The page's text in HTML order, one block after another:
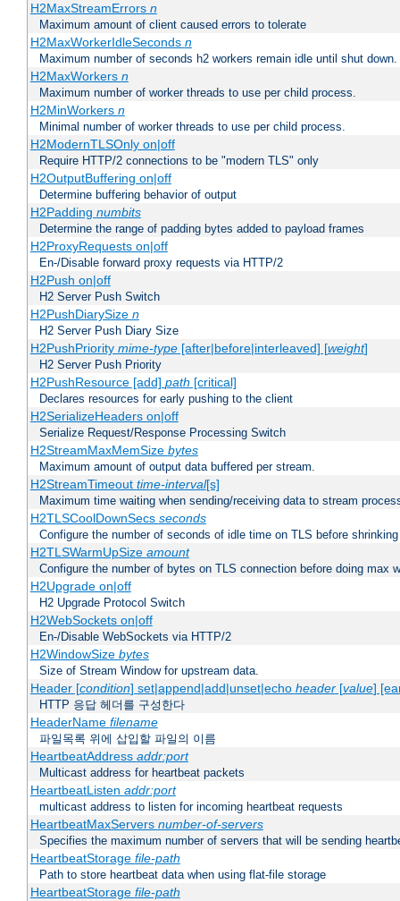
H2MaxStreamErrors n
Maximum amount of client caused errors to tolerate
H2MaxWorkerIdleSeconds n
Maximum number of seconds h2 workers remain idle until shut down.
H2MaxWorkers n
Maximum number of worker threads to use per child process.
H2MinWorkers n
Minimal number of worker threads to use per child process.
H2ModernTLSOnly on|off
Require HTTP/2 connections to be "modern TLS" only
H2OutputBuffering on|off
Determine buffering behavior of output
H2Padding numbits
Determine the range of padding bytes added to payload frames
H2ProxyRequests on|off
En-/Disable forward proxy requests via HTTP/2
H2Push on|off
H2 Server Push Switch
H2PushDiarySize n
H2 Server Push Diary Size
H2PushPriority mime-type[after|before|interleaved] [weight]
H2 Server Push Priority
H2PushResource [add] path [critical]
Declares resources for early pushing to the client
H2SerializeHeaders on|off
Serialize Request/Response Processing Switch
H2StreamMaxMemSize bytes
Maximum amount of output data buffered per stream.
H2StreamTimeout time-interval[s]
Maximum time waiting when sending/receiving data to stream
H2TLSCoolDownSecs seconds
Configure the number of seconds of idle time on TLS before
H2TLSWarmUpSize amount
Configure the number of bytes on TLS connection before doing max
H2Upgrade on|off
H2 Upgrade Protocol Switch
H2WebSockets on|off
En-/Disable WebSockets via HTTP/2
H2WindowSize bytes
Size of Stream Window for upstream data.
Header [condition] set|append|add|unset|echo header[value]
HTTP 응답 헤더를 구성한다
HeaderName filename
파일목록 위에 삽입할 파일의 이름
HeartbeatAddress addr:port
Multicast address for heartbeat packets
HeartbeatListen addr:port
multicast address to listen for incoming heartbeat requests
HeartbeatMaxServers number-of-servers
Specifies the maximum number of servers that will be sending
HeartbeatStorage file-path
Path to store heartbeat data when using flat-file storage
HeartbeatStorage file-path